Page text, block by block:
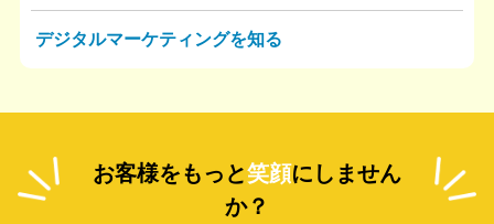
デジタルマーケティングを知る
お客様をもっと笑顔にしません
か？